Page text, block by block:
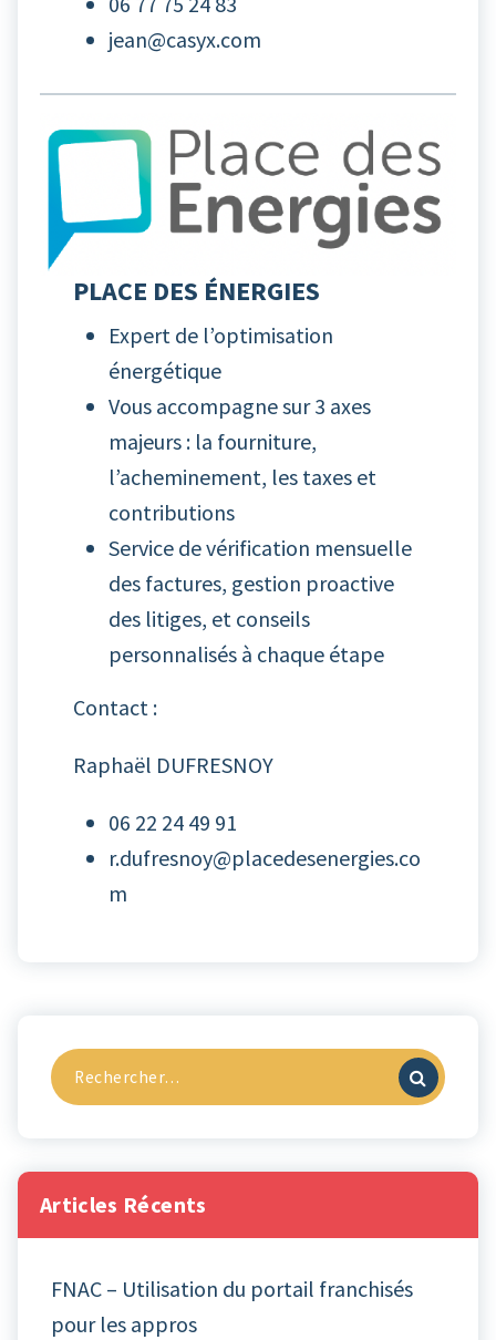
jean@casyx.com
PLACE DES ÉNERGIES
Expert de l’optimisation
énergétique
Vous accompagne sur 3 axes
majeurs : la fourniture,
l’acheminement, les taxes et
contributions
Service de vérification mensuelle
des factures, gestion proactive
des litiges, et conseils
personnalisés à chaque étape
Contact :
Raphaël DUFRESNOY
06 22 24 49 91
r.dufresnoy@placedesenergies.co
m
Recherche
pour :
Articles Récents
FNAC – Utilisation du portail franchisés
pour les appros